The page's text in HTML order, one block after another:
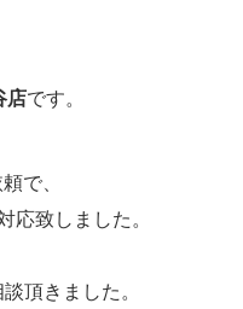
店です。
で、
致しました。
頂きました。